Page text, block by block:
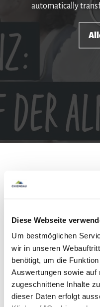
Diese Webseite
Um bestmöglichen
wir in unseren
benötigt, um die
Auswertungen sowie auf
zugeschnittene Inhalte
dieser Daten erfolgt
automatically